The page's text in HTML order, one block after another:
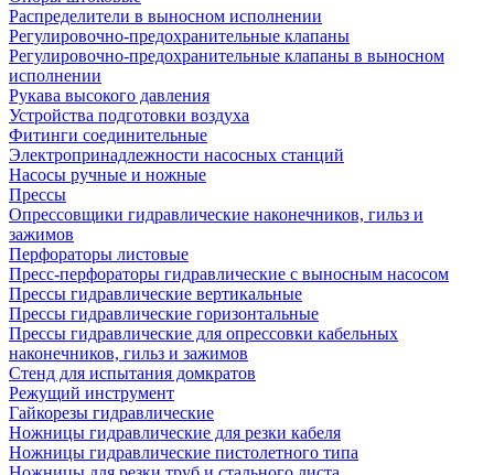
Распределители в выносном исполнении
Регулировочно-предохранительные клапаны
Регулировочно-предохранительные клапаны в выносном
исполнении
Рукава высокого давления
Устройства подготовки воздуха
Фитинги соединительные
Электропринадлежности насосных станций
Насосы ручные и ножные
Прессы
Опрессовщики гидравлические наконечников, гильз и
зажимов
Перфораторы листовые
Пресс-перфораторы гидравлические с выносным насосом
Прессы гидравлические вертикальные
Прессы гидравлические горизонтальные
Прессы гидравлические для опрессовки кабельных
наконечников, гильз и зажимов
Стенд для испытания домкратов
Режущий инструмент
Гайкорезы гидравлические
Ножницы гидравлические для резки кабеля
Ножницы гидравлические пистолетного типа